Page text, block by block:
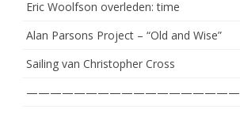
Eric Woolfson overleden: time
Alan Parsons Project – “Old and Wise”
Sailing van Christopher Cross
——————————————————